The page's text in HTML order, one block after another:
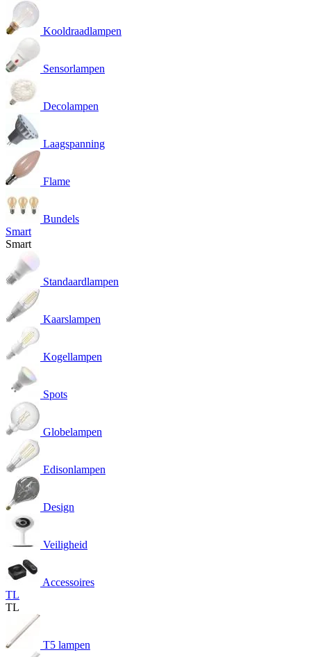
Kooldraadlampen
Sensorlampen
Decolampen
Laagspanning
Flame
Bundels
Smart
Smart
Standaardlampen
Kaarslampen
Kogellampen
Spots
Globelampen
Edisonlampen
Design
Veiligheid
Accessoires
TL
TL
T5 lampen